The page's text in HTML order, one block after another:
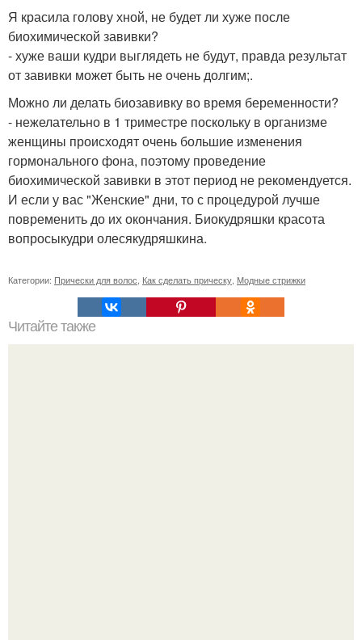
Я красила голову хной, не будет ли хуже после
биохимической завивки?
- хуже ваши кудри выглядеть не будут, правда результат
от завивки может быть не очень долгим;.
Можно ли делать биозавивку во время беременности?
- нежелательно в 1 триместре поскольку в организме
женщины происходят очень большие изменения
гормонального фона, поэтому проведение
биохимической завивки в этот период не рекомендуется.
И если у вас "Женские" дни, то с процедурой лучше
повременить до их окончания. Биокудряшки красота
вопросыкудри олесякудряшкина.
Категории: Прически для волос, Как сделать прическу, Модные стрижки
Читайте также